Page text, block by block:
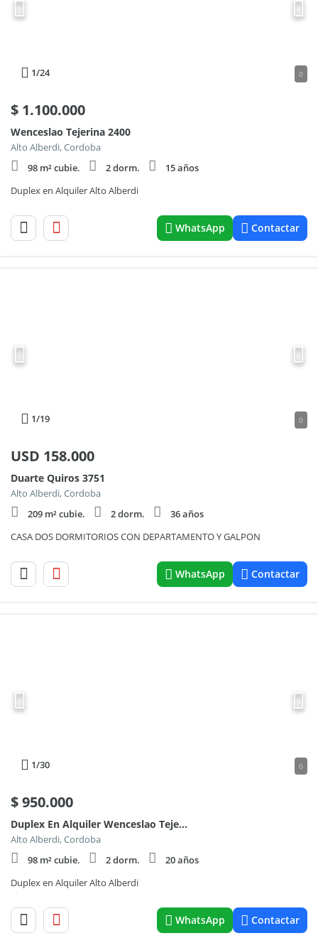
1/24 0
$ 1.100.000
Wenceslao Tejerina 2400
Alto Alberdi, Cordoba
98 m² cubie.
2 dorm.
15 años
Duplex en Alquiler Alto Alberdi
WhatsApp Contactar
1/19 0
USD 158.000
Duarte Quiros 3751
Alto Alberdi, Cordoba
209 m² cubie.
2 dorm.
36 años
CASA DOS DORMITORIOS CON DEPARTAMENTO Y GALPON
WhatsApp Contactar
1/30 0
$950.000
Duplex En Alquiler Wenceslao Tejerina 2400
Alto Alberdi, Cordoba
98 m² cubie.
2 dorm.
20 años
Duplex en Alquiler Alto Alberdi
WhatsApp Contactar